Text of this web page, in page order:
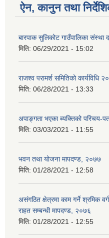
ऐन, कानुन तथा
बारपाक सुलिकोट गाउँपालिका संस्था
मिति: 06/29/2021 - 15:02
राजश्व परामर्श समितिको कार्यविधि
मिति: 06/28/2021 - 13:33
अपाङ्गता भएका ब्यक्तिको परिचय-
मिति: 03/03/2021 - 11:55
भवन तथा योजना मापदण्ड, २०७७
मिति: 01/28/2021 - 12:58
असंगठित क्षेत्रमा काम गर्ने श्रमिक
राहत सम्बन्धी मापदण्ड, २०७६
मिति: 01/28/2021 - 12:55